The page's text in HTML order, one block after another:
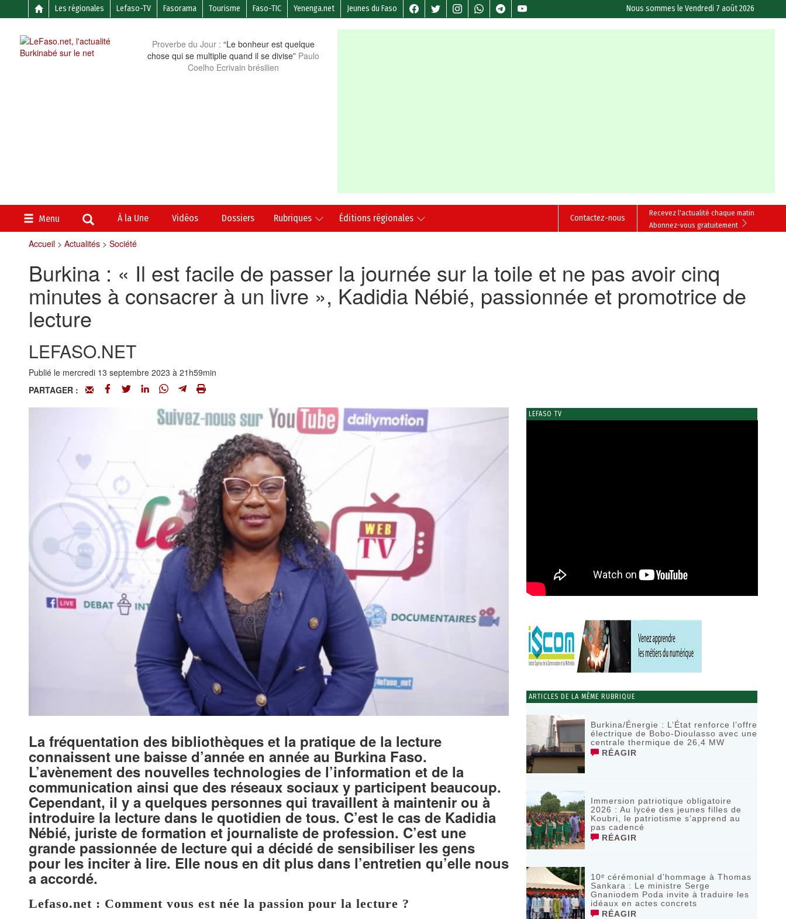
Les régionales Lefaso-TV Fasorama Tourisme Faso-TIC Yenenga.net Jeunes du Faso Nous sommes leVendredi 7 août 2026
Proverbe du Jour : “Le bonheur est quelque
chose qui se multiplie quand il se divise” Paulo
Coelho Ecrivain brésilien
Menu À la Une Vidéos Dossiers Rubriques Éditions régionales
Recevez l'actualité chaque matin
Abonnez-vous gratuitement
Contactez-nous
Accueil> Actualités> Société
Burkina : « Il est facile de passer la journée sur la toile et ne pas avoir cinq
minutes à consacrer à un livre », Kadidia Nébié, passionnée et promotrice de
lecture
LEFASO.NET
Publié le mercredi 13 septembre 2023 à 21h59min
PARTAGER :
La fréquentation des bibliothèques et la pratique de la lecture
connaissent une baisse d’année en année au Burkina Faso.
L’avènement des nouvelles technologies de l’information et de la
communication ainsi que des réseaux sociaux y participent beaucoup.
Cependant, il y a quelques personnes qui travaillent à maintenir ou à
introduire la lecture dans le quotidien de tous. C’est le cas de Kadidia
Nébié, juriste de formation et journaliste de profession. C’est une
grande passionnée de lecture qui a décidé de sensibiliser les gens
pour les inciter à lire. Elle nous en dit plus dans l’entretien qu’elle nous
a accordé.
Lefaso.net : Comment vous est née la passion pour la lecture ?
LEFASO TV
ARTICLES DE LA MÊME RUBRIQUE
Burkina/Énergie : L’État renforce l’offre
électrique de Bobo-Dioulasso avec une
centrale thermique de 26,4 MW
RÉAGIR
Immersion patriotique obligatoire
2026 : Au lycée des jeunes filles de
Koubri, le patriotisme s’apprend au
pas cadencé
RÉAGIR
10ᵉ cérémonial d’hommage à Thomas
Sankara : Le ministre Serge
Gnaniodem Poda invite à traduire les
idéaux en actes concrets
RÉAGIR